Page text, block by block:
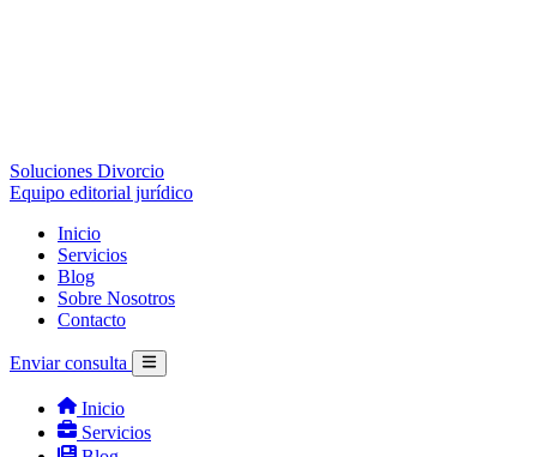
Soluciones Divorcio
Equipo editorial jurídico
Inicio
Servicios
Blog
Sobre Nosotros
Contacto
Enviar consulta
Inicio
Servicios